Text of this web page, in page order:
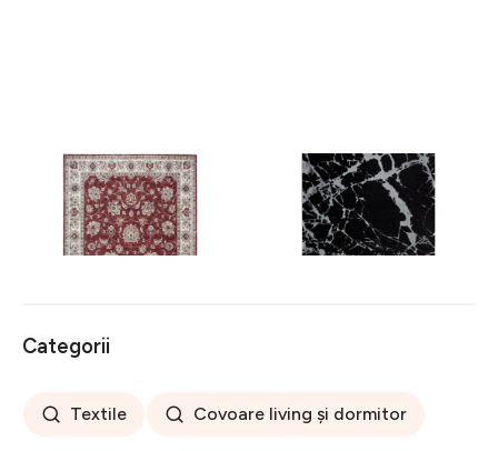
Covor rezistent Eko, ALT
05 - Red, Ivory, 100%
poliester, 80 x 150 cm
256 lei
Covor rezistent SM 21 -
Black, Silver XW, 80x300
441 lei
Categorii
Textile Covoare living și dormitor